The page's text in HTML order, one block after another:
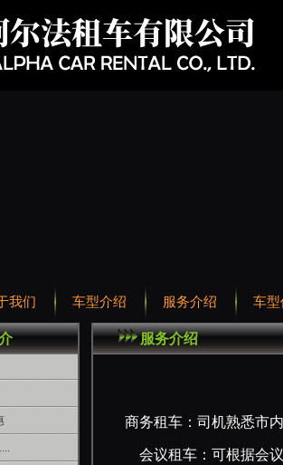
我们 车型介绍 服务介绍 车
服务介绍
商务租车：司机熟悉市
会议租车：可根据会议